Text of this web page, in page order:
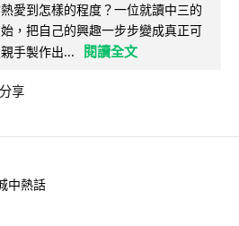
愛到怎樣的程度？一位就讀中三的
，把自己的興趣一步步變成真正可
手製作出...
閱讀全文
分享
中熱話